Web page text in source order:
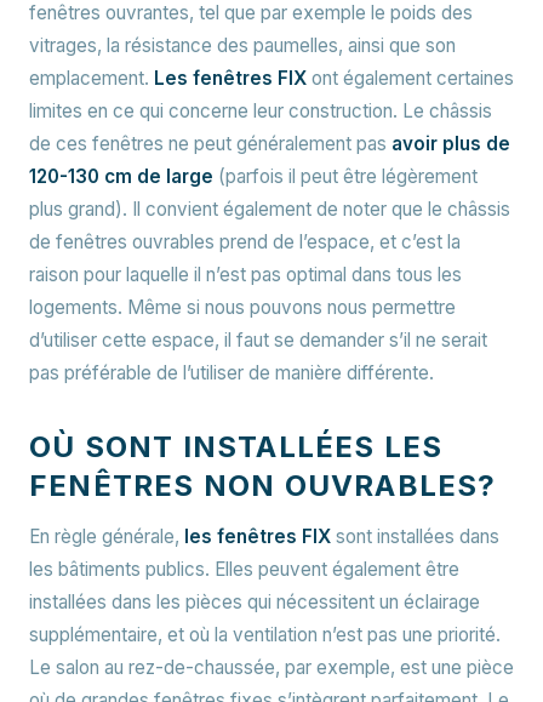
fenêtres ouvrantes, tel que par exemple le poids des
vitrages, la résistance des paumelles, ainsi que son
emplacement. Les fenêtres FIX ont également certaines
limites en ce qui concerne leur construction. Le châssis
de ces fenêtres ne peut généralement pas avoir plus de
120-130 cm de large (parfois il peut être légèrement
plus grand). Il convient également de noter que le châssis
de fenêtres ouvrables prend de l’espace, et c’est la
raison pour laquelle il n’est pas optimal dans tous les
logements. Même si nous pouvons nous permettre
d’utiliser cette espace, il faut se demander s’il ne serait
pas préférable de l’utiliser de manière différente.
OÙ SONT INSTALLÉES LES
FENÊTRES NON OUVRABLES?
En règle générale, les fenêtres FIX sont installées dans
les bâtiments publics. Elles peuvent également être
installées dans les pièces qui nécessitent un éclairage
supplémentaire, et où la ventilation n’est pas une priorité.
Le salon au rez-de-chaussée, par exemple, est une pièce